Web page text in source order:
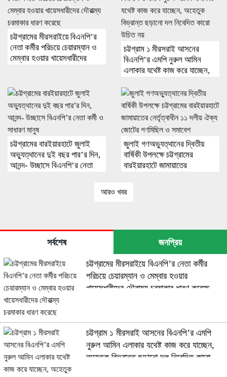
চট্টগ্রামের মীরসরাইয়ে বিএনপি’র
নেতা কর্মীর পরিচয়ে চেয়ারম্যান ও
মেম্বার হওয়ার খায়েসধারীদের
চট্টগ্রাম ১ মীরসরাই আসনের
বিএনপি’র এমপি নুরুল আমিন
এলাকার যথেষ্ট কাজ করে যাচ্ছেন,
নিবেদিত কারো উচিত নয়
চট্টগ্রামের বারইয়ারহাটে জুলাই
অভ্যুত্থানের দুই বছর পার’র দিন,
আনন্দ- উচ্ছাসে বিএনপি’র নেতা
জুলাই গণঅভ্যুত্থানের দ্বিতীয়
বার্ষিকী উপলক্ষে চট্টগ্রামের
বারইয়ারহাটে জামায়াতের
আরও খবর
সর্বশেষ জনপ্রিয়
চট্টগ্রামের মীরসরাইয়ে বিএনপি’র নেতা কর্মীর
পরিচয়ে চেয়ারম্যান ও মেম্বার হওয়ার
খায়েসধারীদের দৌরাত্ম্য চরমাকার ধারণ করেছে
চট্টগ্রাম ১ মীরসরাই আসনের বিএনপি’র এমপি
নুরুল আমিন এলাকার যথেষ্ট কাজ করে যাচ্ছেন,
অহেতুক বিভ্রান্ত ছড়ানো দল নিবেদিত কারো